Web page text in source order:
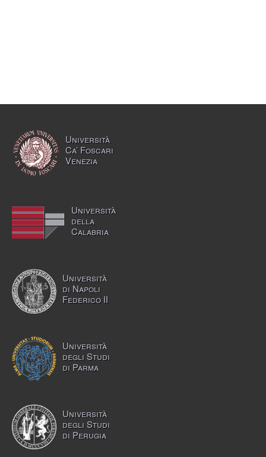
Università
Ca’ Foscari
Venezia
Università
della
Calabria
Università
di Napoli
Federico II
Università
degli Studi
di Parma
Università
degli Studi
di Perugia